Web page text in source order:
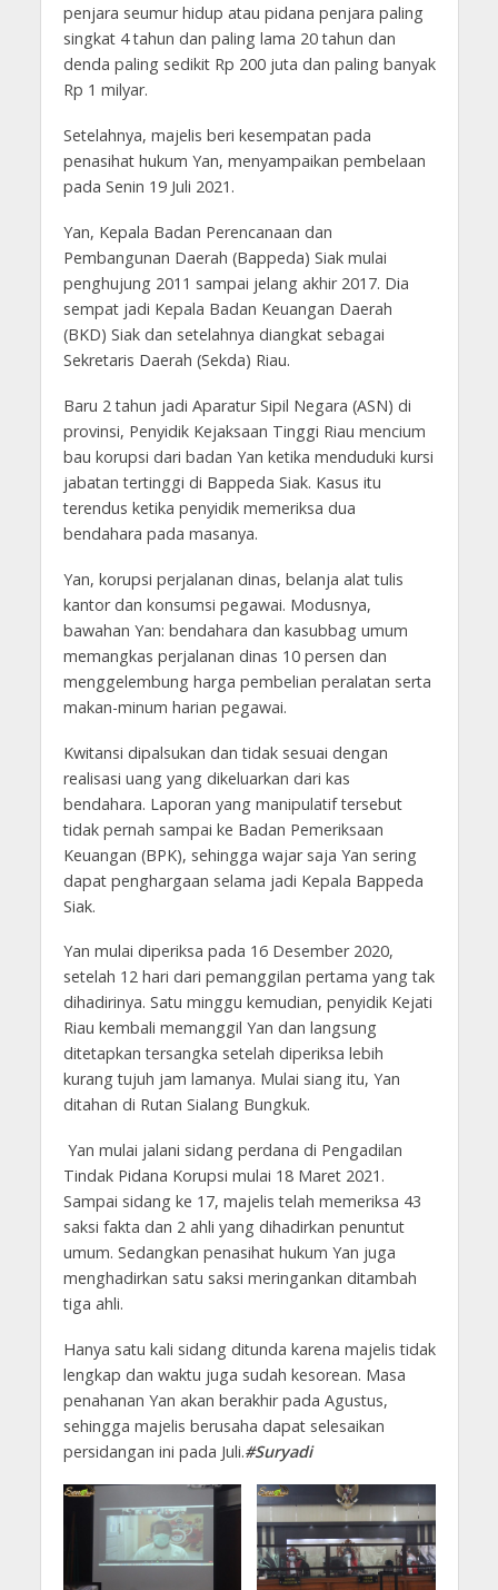
penjara seumur hidup atau pidana penjara paling
singkat 4 tahun dan paling lama 20 tahun dan
denda paling sedikit Rp 200 juta dan paling banyak
Rp 1 milyar.
Setelahnya, majelis beri kesempatan pada
penasihat hukum Yan, menyampaikan pembelaan
pada Senin 19 Juli 2021.
Yan, Kepala Badan Perencanaan dan
Pembangunan Daerah (Bappeda) Siak mulai
penghujung 2011 sampai jelang akhir 2017. Dia
sempat jadi Kepala Badan Keuangan Daerah
(BKD) Siak dan setelahnya diangkat sebagai
Sekretaris Daerah (Sekda) Riau.
Baru 2 tahun jadi Aparatur Sipil Negara (ASN) di
provinsi, Penyidik Kejaksaan Tinggi Riau mencium
bau korupsi dari badan Yan ketika menduduki kursi
jabatan tertinggi di Bappeda Siak. Kasus itu
terendus ketika penyidik memeriksa dua
bendahara pada masanya.
Yan, korupsi perjalanan dinas, belanja alat tulis
kantor dan konsumsi pegawai. Modusnya,
bawahan Yan: bendahara dan kasubbag umum
memangkas perjalanan dinas 10 persen dan
menggelembung harga pembelian peralatan serta
makan-minum harian pegawai.
Kwitansi dipalsukan dan tidak sesuai dengan
realisasi uang yang dikeluarkan dari kas
bendahara. Laporan yang manipulatif tersebut
tidak pernah sampai ke Badan Pemeriksaan
Keuangan (BPK), sehingga wajar saja Yan sering
dapat penghargaan selama jadi Kepala Bappeda
Siak.
Yan mulai diperiksa pada 16 Desember 2020,
setelah 12 hari dari pemanggilan pertama yang tak
dihadirinya. Satu minggu kemudian, penyidik Kejati
Riau kembali memanggil Yan dan langsung
ditetapkan tersangka setelah diperiksa lebih
kurang tujuh jam lamanya. Mulai siang itu, Yan
ditahan di Rutan Sialang Bungkuk.
Yan mulai jalani sidang perdana di Pengadilan
Tindak Pidana Korupsi mulai 18 Maret 2021.
Sampai sidang ke 17, majelis telah memeriksa 43
saksi fakta dan 2 ahli yang dihadirkan penuntut
umum. Sedangkan penasihat hukum Yan juga
menghadirkan satu saksi meringankan ditambah
tiga ahli.
Hanya satu kali sidang ditunda karena majelis tidak
lengkap dan waktu juga sudah kesorean. Masa
penahanan Yan akan berakhir pada Agustus,
sehingga majelis berusaha dapat selesaikan
persidangan ini pada Juli.#Suryadi